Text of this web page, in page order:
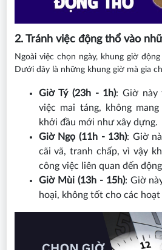
2. Tránh việc động thổ vào
Ngoài việc chọn ngày, khung giờ
Dưới đây là những khung giờ mà gia
Giờ Tý (23h - 1h): Giờ này
việc mai táng, không
khởi đầu mới như xây dựng.
Giờ Ngọ (11h - 13h): Giờ
cãi vã, tranh chấp, vì vậy
công việc liên quan đến
Giờ Mùi (13h - 15h): Giờ
hoại, không tốt cho các hoạt